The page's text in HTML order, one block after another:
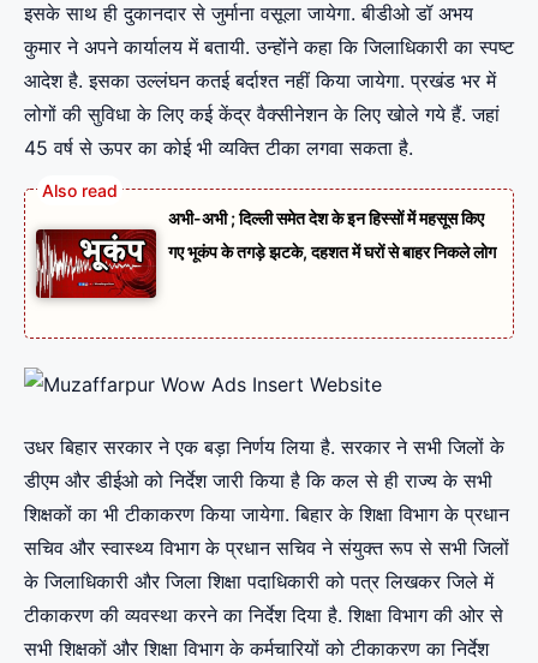
इसके साथ ही दुकानदार से जुर्माना वसूला जायेगा. बीडीओ डॉ अभय
कुमार ने अपने कार्यालय में बतायी. उन्होंने कहा कि जिलाधिकारी का स्पष्ट
आदेश है. इसका उल्लंघन कतई बर्दाश्त नहीं किया जायेगा. प्रखंड भर में
लोगों की सुविधा के लिए कई केंद्र वैक्सीनेशन के लिए खोले गये हैं. जहां
45 वर्ष से ऊपर का कोई भी व्यक्ति टीका लगवा सकता है.
अभी-अभी ; दिल्ली समेत देश के इन हिस्सों में महसूस किए
गए भूकंप के तगड़े झटके, दहशत में घरों से बाहर निकले लोग
उधर बिहार सरकार ने एक बड़ा निर्णय लिया है. सरकार ने सभी जिलों के
डीएम और डीईओ को निर्देश जारी किया है कि कल से ही राज्य के सभी
शिक्षकों का भी टीकाकरण किया जायेगा. बिहार के शिक्षा विभाग के प्रधान
सचिव और स्वास्थ्य विभाग के प्रधान सचिव ने संयुक्त रूप से सभी जिलों
के जिलाधिकारी और जिला शिक्षा पदाधिकारी को पत्र लिखकर जिले में
टीकाकरण की व्यवस्था करने का निर्देश दिया है. शिक्षा विभाग की ओर से
सभी शिक्षकों और शिक्षा विभाग के कर्मचारियों को टीकाकरण का निर्देश